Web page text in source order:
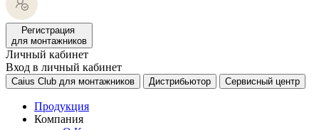
Регистрация
для монтажников
Личный кабинет
Вход в личный кабинет
Caius Club для монтажников Дистрибьютор Сервисный центр
Продукция
Компания